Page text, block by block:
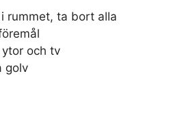
rummet, ta bort alla
och tv
golv